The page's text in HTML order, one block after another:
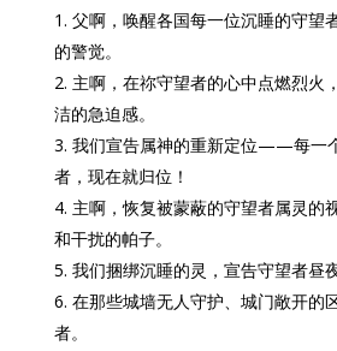
父啊，唤醒各国每一位沉睡的守望
的警觉。
主啊，在祢守望者的心中点燃烈火
洁的急迫感。
我们宣告属神的重新定位——每一
者，现在就归位！
主啊，恢复被蒙蔽的守望者属灵的
和干扰的帕子。
我们捆绑沉睡的灵，宣告守望者昼
在那些城墙无人守护、城门敞开的
者。